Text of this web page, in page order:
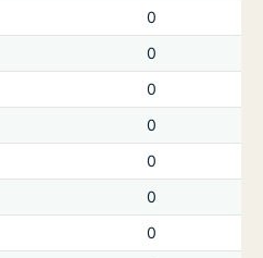
0
0
0
0
0
0
0